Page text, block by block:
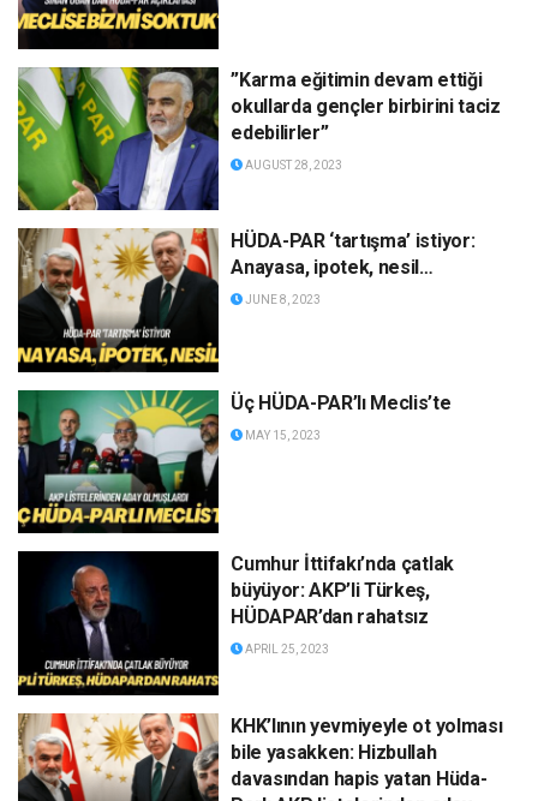
”Karma eğitimin devam ettiği
okullarda gençler birbirini taciz
edebilirler”
AUGUST 28, 2023
HÜDA-PAR ‘tartışma’ istiyor:
Anayasa, ipotek, nesil…
JUNE 8, 2023
Üç HÜDA-PAR’lı Meclis’te
MAY 15, 2023
Cumhur İttifakı’nda çatlak
büyüyor: AKP’li Türkeş,
HÜDAPAR’dan rahatsız
APRIL 25, 2023
KHK’lının yevmiyeyle ot yolması
bile yasakken: Hizbullah
davasından hapis yatan Hüda-